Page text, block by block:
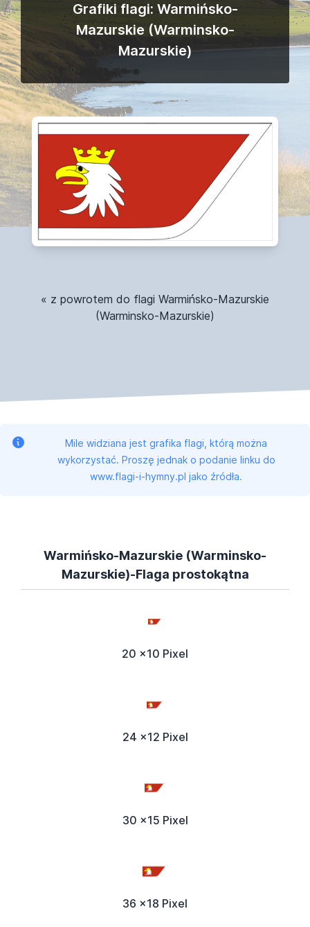
Grafiki flagi: Warmińsko-
Mazurskie (Warminsko-
Mazurskie)
« z powrotem do flagi Warmińsko-Mazurskie
(Warminsko-Mazurskie)
Mile widziana jest grafika flagi, którą można
wykorzystać. Proszę jednak o podanie linku do
www.flagi-i-hymny.pl jako źródła.
Warmińsko-Mazurskie (Warminsko-
Mazurskie)-Flaga prostokątna
20 x10 Pixel
24 x12 Pixel
30 x15 Pixel
36 x18 Pixel